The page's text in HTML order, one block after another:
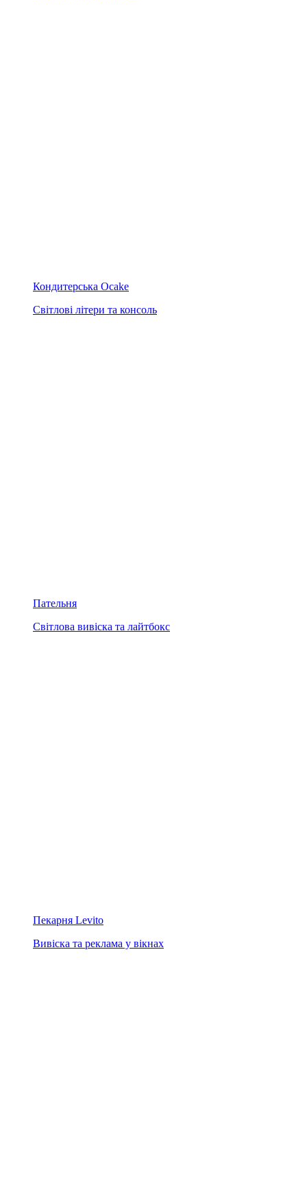
Кондитерська Ocake
Світлові літери та консоль
Пательня
Світлова вивіска та лайтбокс
Пекарня Levito
Вивіска та реклама у вікнах